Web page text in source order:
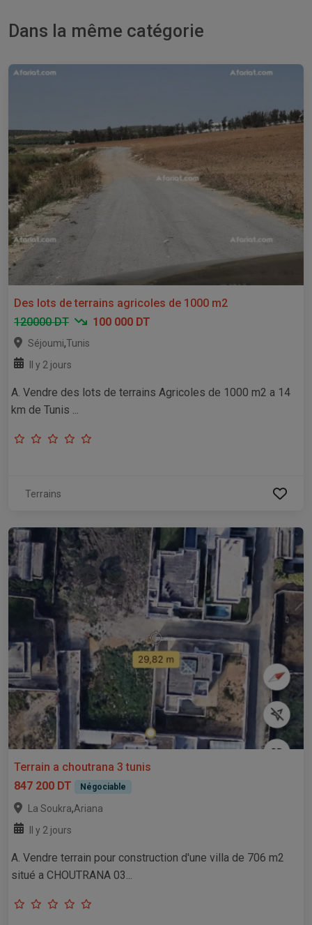
Dans la même catégorie
Des lots de terrains agricoles de 1000 m2
120000 DT
100 000 DT
Séjoumi,Tunis
Il y 2 jours
A. Vendre des lots de terrains Agricoles de 1000 m2 a 14
km de Tunis ...
Terrains
Terrain a choutrana 3 tunis
847 200 DT
Négociable
La Soukra,Ariana
Il y 2 jours
A. Vendre terrain pour construction d'une villa de 706 m2
situé a CHOUTRANA 03...